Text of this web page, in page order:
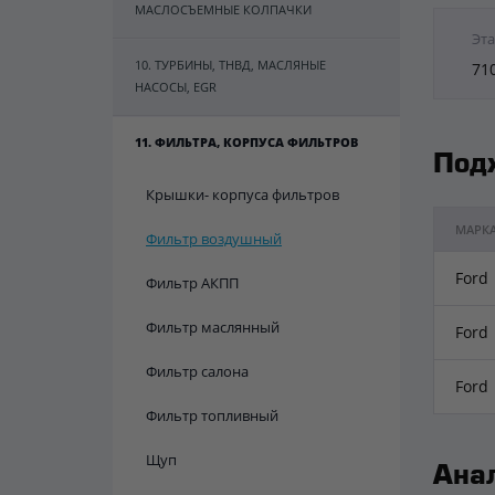
МАСЛОСЪЕМНЫЕ КОЛПАЧКИ
10. ТУРБИНЫ, ТНВД, МАСЛЯНЫЕ
НАСОСЫ, EGR
11. ФИЛЬТРА, КОРПУСА ФИЛЬТРОВ
Крышки- корпуса фильтров
Фильтр воздушный
Фильтр АКПП
Фильтр маслянный
Фильтр салона
Фильтр топливный
Щуп
Ford
Ford
Ford